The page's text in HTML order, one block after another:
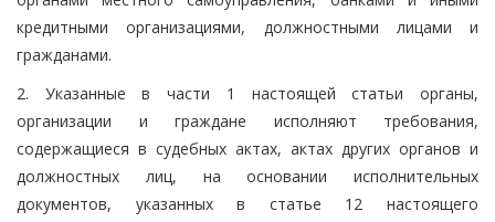
кредитными организациями, должностными лицами и
гражданами.
2. Указанные в части 1 настоящей статьи органы,
организации и граждане исполняют требования,
содержащиеся в судебных актах, актах других органов и
должностных лиц, на основании исполнительных
документов, указанных в статье 12 настоящего